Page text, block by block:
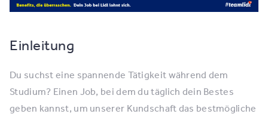
Einleitung
Du suchst eine spannende Tätigkeit während dem
Studium? Einen Job, bei dem du täglich dein Bestes
geben kannst, um unserer Kundschaft das bestmögliche